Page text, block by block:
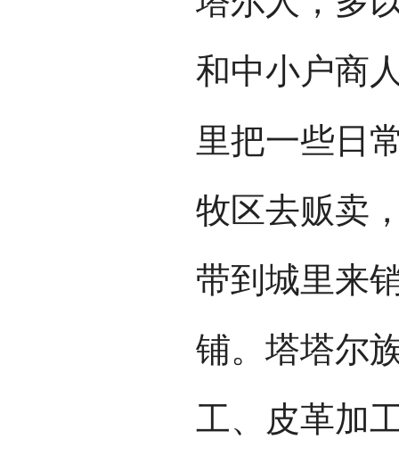
和中小户商
里把一些日
牧区去贩卖
带到城里来
铺。塔塔尔
工、皮革加